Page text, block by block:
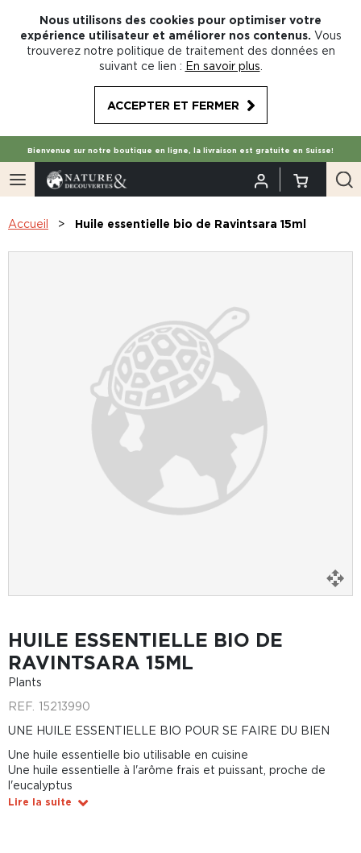
Nous utilisons des cookies pour optimiser votre
expérience utilisateur et améliorer nos contenus. Vous
trouverez notre politique de traitement des données en
suivant ce lien : En savoir plus
ACCEPTER ET FERMER
Bienvenue sur notre boutique en ligne, la livraison est gratuite en Suisse!
Accueil Huile essentielle bio de Ravintsara 15ml
HUILE ESSENTIELLE BIO DE
RAVINTSARA 15ML
Plants
REF. 15213990
UNE HUILE ESSENTIELLE BIO POUR SE FAIRE DU BIEN
Une huile essentielle bio utilisable en cuisine
Une huile essentielle à l'arôme frais et puissant, proche de
l'eucalyptus
Lire la suite